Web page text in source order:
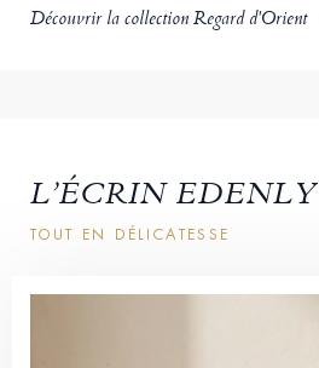
Découvrir la collection Regard d'Orient
L’ÉCRIN EDENLY
TOUT EN DÉLICATESSE